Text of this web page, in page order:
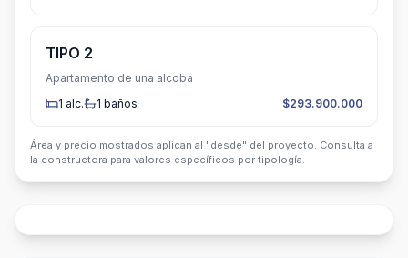
TIPO 2
Apartamento de una alcoba
1 alc. 1 baños $293.900.000
Área y precio mostrados aplican al "desde" del proyecto. Consulta a
la constructora para valores específicos por tipología.